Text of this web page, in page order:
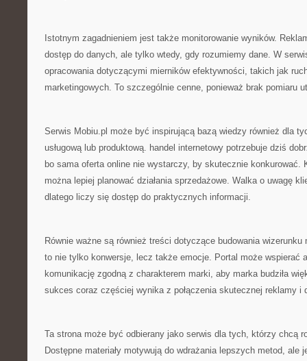
Istotnym zagadnieniem jest także monitorowanie wyników.
dostęp do danych, ale tylko wtedy, gdy rozumiemy dane. W
opracowania dotyczącymi mierników efektywności, takich jak
marketingowych. To szczególnie cenne, ponieważ brak pomiaru
Serwis Mobiu.pl może być inspirującą bazą wiedzy również dla
usługową lub produktową. handel internetowy potrzebuje dziś
bo sama oferta online nie wystarczy, by skutecznie konkurować.
można lepiej planować działania sprzedażowe. Walka o uwagę
dlatego liczy się dostęp do praktycznych informacji.
Równie ważne są również treści dotyczące budowania wizerunku
to nie tylko konwersje, lecz także emocje. Portal może wspierać
komunikację zgodną z charakterem marki, aby marka budziła
sukces coraz częściej wynika z połączenia skutecznej reklamy i
Ta strona może być odbierany jako serwis dla tych, którzy chcą
Dostępne materiały motywują do wdrażania lepszych metod, ale